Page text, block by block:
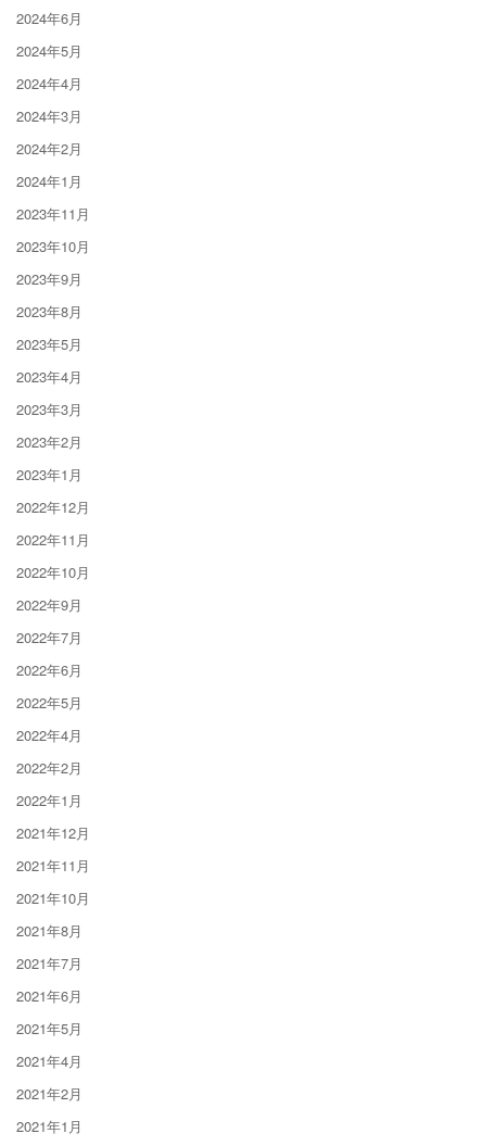
2024年6月
2024年5月
2024年4月
2024年3月
2024年2月
2024年1月
2023年11月
2023年10月
2023年9月
2023年8月
2023年5月
2023年4月
2023年3月
2023年2月
2023年1月
2022年12月
2022年11月
2022年10月
2022年9月
2022年7月
2022年6月
2022年5月
2022年4月
2022年2月
2022年1月
2021年12月
2021年11月
2021年10月
2021年8月
2021年7月
2021年6月
2021年5月
2021年4月
2021年2月
2021年1月